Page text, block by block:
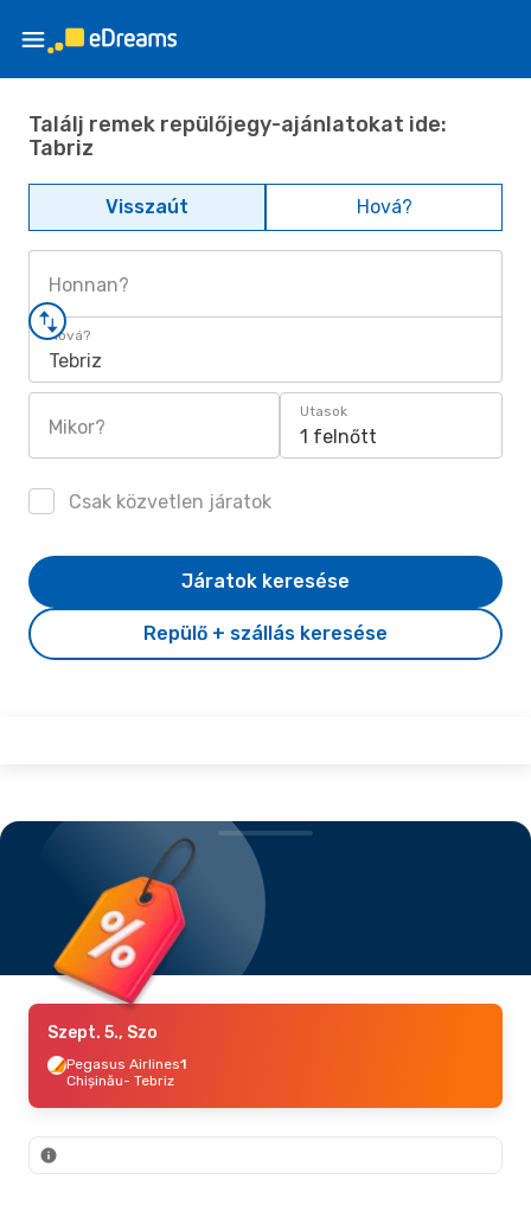
Találj remek repülőjegy-ajánlatokat ide:
Tabriz
Visszaút Hová?
Honnan?
Hová?
Tebriz
Mikor?
Utasok
1 felnőtt
Csak közvetlen járatok
Repülő + szállás keresése
Járatok keresése
Szept. 5., Szo
Pegasus Airlines1
Chișinău- Tebriz